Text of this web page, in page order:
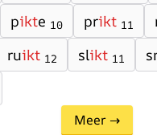
pikte 10 prikt 11
ruikt 12 slikt 11
Meer →